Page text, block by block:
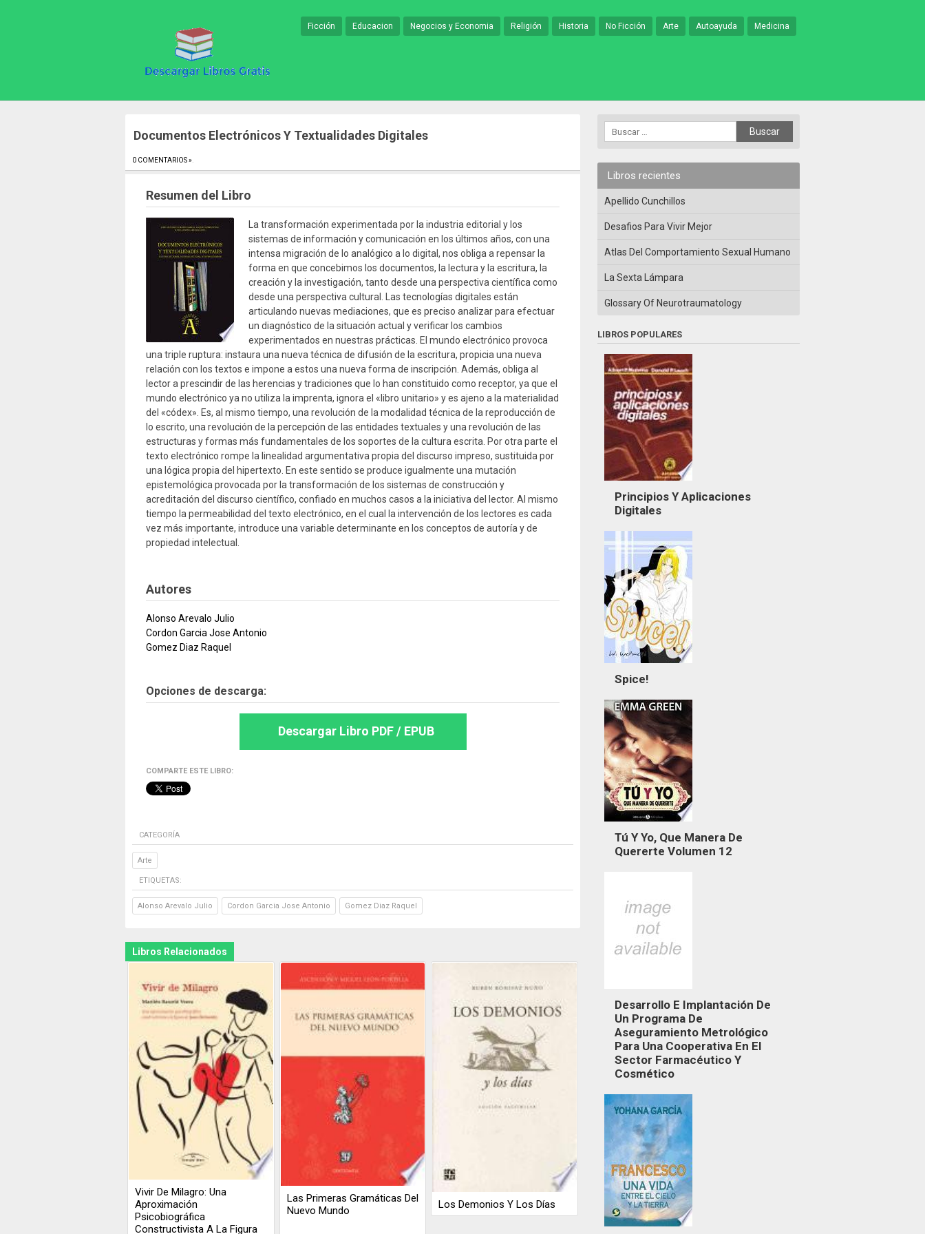
Ficción Educacion Negocios y Economia Religión Historia No Ficción Arte Autoayuda Medicina
Documentos Electrónicos Y Textualidades Digitales
0 COMENTARIOS »
Resumen del Libro
La transformación experimentada por la industria editorial y los
sistemas de información y comunicación en los últimos años, con una
intensa migración de lo analógico a lo digital, nos obliga a repensar la
forma en que concebimos los documentos, la lectura y la escritura, la
creación y la investigación, tanto desde una perspectiva científica como
desde una perspectiva cultural. Las tecnologías digitales están
articulando nuevas mediaciones, que es preciso analizar para efectuar
un diagnóstico de la situación actual y verificar los cambios
experimentados en nuestras prácticas. El mundo electrónico provoca
una triple ruptura: instaura una nueva técnica de difusión de la escritura, propicia una nueva
relación con los textos e impone a estos una nueva forma de inscripción. Además, obliga al
lector a prescindir de las herencias y tradiciones que lo han constituido como receptor, ya que el
mundo electrónico ya no utiliza la imprenta, ignora el «libro unitario» y es ajeno a la materialidad
del «códex». Es, al mismo tiempo, una revolución de la modalidad técnica de la reproducción de
lo escrito, una revolución de la percepción de las entidades textuales y una revolución de las
estructuras y formas más fundamentales de los soportes de la cultura escrita. Por otra parte el
texto electrónico rompe la linealidad argumentativa propia del discurso impreso, sustituida por
una lógica propia del hipertexto. En este sentido se produce igualmente una mutación
epistemológica provocada por la transformación de los sistemas de construcción y
acreditación del discurso científico, confiado en muchos casos a la iniciativa del lector. Al mismo
tiempo la permeabilidad del texto electrónico, en el cual la intervención de los lectores es cada
vez más importante, introduce una variable determinante en los conceptos de autoría y de
propiedad intelectual.
Autores
Alonso Arevalo Julio
Cordon Garcia Jose Antonio
Gomez Diaz Raquel
Opciones de descarga:
Descargar Libro PDF / EPUB
COMPARTE ESTE LIBRO:
CATEGORÍA
Arte
ETIQUETAS:
Alonso Arevalo Julio Cordon Garcia Jose Antonio Gomez Diaz Raquel
Libros Relacionados
Vivir De Milagro: Una
Aproximación
Psicobiográfica
Constructivista A La Figura
Las Primeras Gramáticas Del
Nuevo Mundo
Los Demonios Y Los Días
Libros recientes
Apellido Cunchillos
Desafios Para Vivir Mejor
Atlas Del Comportamiento Sexual Humano
La Sexta Lámpara
Glossary Of Neurotraumatology
LIBROS POPULARES
Principios Y Aplicaciones
Digitales
Spice!
Tú Y Yo, Que Manera De
Quererte Volumen 12
Desarrollo E Implantación De
Un Programa De
Aseguramiento Metrológico
Para Una Cooperativa En El
Sector Farmacéutico Y
Cosmético